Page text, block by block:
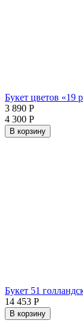
Букет цветов «19
3 890 Р
4 300 Р
В корзину
Букет 51
14 453 Р
В корзину